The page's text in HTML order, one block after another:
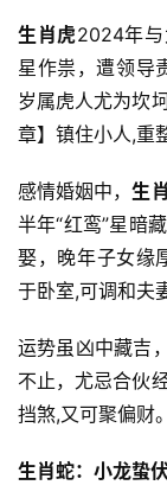
生肖虎2024年与
星作祟，遭领导
岁属虎人尤为坎
章】镇住小人,重
感情婚姻中，生
半年“红鸾”星暗
娶，晚年子女缘
于卧室,可调和夫
运势虽凶中藏吉
不止，尤忌合伙
挡煞,又可聚偏财。
生肖蛇：小龙蛰